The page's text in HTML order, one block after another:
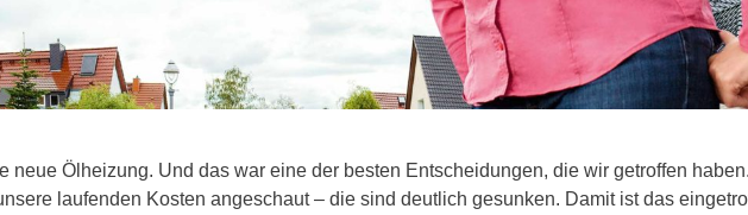
neue Ölheizung. Und das war eine der besten Entscheidungen, die wir getroffen
laufenden Kosten angeschaut – die sind deutlich gesunken. Damit ist das